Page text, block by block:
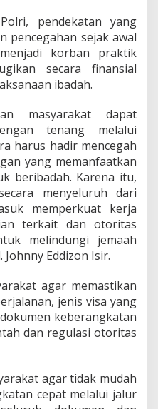
pendekatan yang
pencegahan sejak awal
korban praktik
secara finansial
ibadah.
masyarakat dapat
tenang melalui
harus hadir mencegah
yang memanfaatkan
beribadah. Karena itu,
menyeluruh dari
memperkuat kerja
terkait dan otoritas
melindungi jemaah
Johnny Eddizon Isir.
agar memastikan
jenis visa yang
keberangkatan
dan regulasi otoritas
agar tidak mudah
cepat melalui jalur